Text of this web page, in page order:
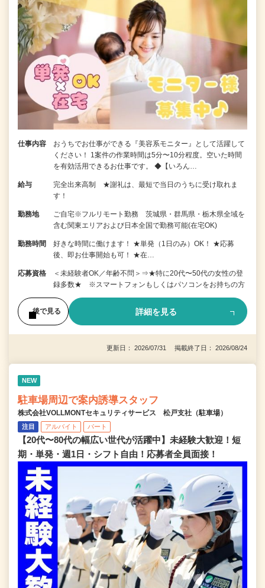
仕事内容
おうちでお仕事ができる『美容系モニター』として活躍して
ください！ 1案件の作業時間は5分〜10分程度。空いた時間
を有効活用できるお仕事です。 ◆【いろん…
給与
完全出来高制 ★謝礼は、最短で当日のうちに受け取れま
す！
勤務地
ご自宅※フルリモート勤務 茨城県・群馬県・栃木県全域を
含む関東エリアおよび日本全国で勤務可能(在宅OK)
勤務時間
好きな時間に働けます！ ★単発（1日のみ）OK！ ★応募
後、即お仕事開始も可！ ★在…
応募資格
＜未経験者OK／年齢不問＞⇒★特に20代〜50代の女性の登
録多数★ ※スマートフォンもしくはパソコンをお持ちの方
後で見る 詳細を見る
更新日： 2026/07/31 掲載終了日： 2026/08/24
NEW
駐車場周辺で案内誘導スタッフ
株式会社VOLLMONTセキュリティサービス 松戸支社（駐車場）
注目 アルバイト パート
【20代〜80代の幅広い世代が活躍中】未経験大歓迎！短
期・単発・週1日・シフト自由！応募者全員面接！